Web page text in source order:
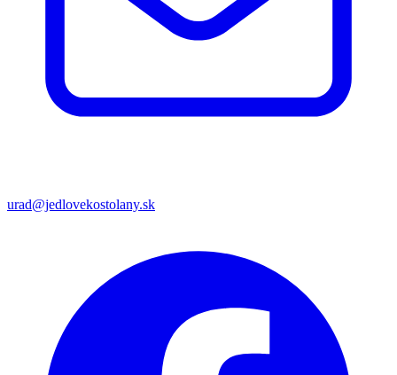
urad@jedlovekostolany.sk